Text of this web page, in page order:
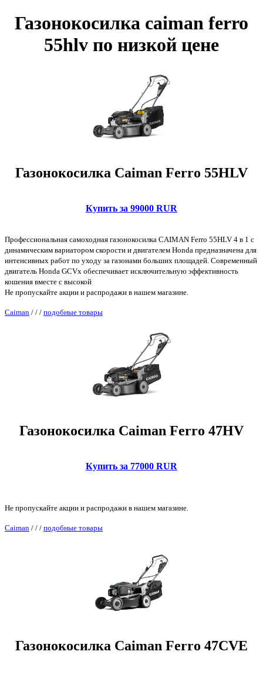
Газонокосилка caiman ferro
55hlv по низкой цене
Газонокосилка Caiman Ferro 55HLV
Купить за 99000 RUR
Профессиональная самоходная газонокосилка CAIMAN Ferro 55HLV 4 в 1 с
динамическим вариатором скорости и двигателем Honda предназначена для
интенсивных работ по уходу за газонами больших площадей. Современный
двигатель Honda GCVx обеспечивает исключительную эффективность
кошения вместе с высокой
Не пропускайте акции и распродажи в нашем магазине.
Caiman / / / подобные товары
Газонокосилка Caiman Ferro 47HV
Купить за 77000 RUR
Не пропускайте акции и распродажи в нашем магазине.
Caiman / / / подобные товары
Газонокосилка Caiman Ferro 47CVE